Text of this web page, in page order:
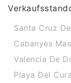
Santa Cruz
Cabanyes
Valencia De
Playa Del Cura